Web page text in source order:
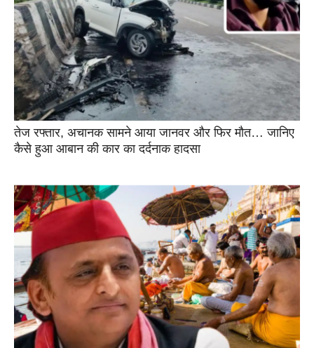
तेज रफ्तार, अचानक सामने आया जानवर और फिर मौत… जानिए
कैसे हुआ आबान की कार का दर्दनाक हादसा